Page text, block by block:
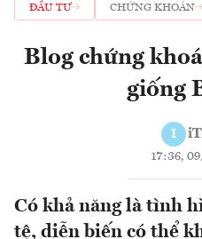
ĐẦU TƯ CHỨNG KHOÁN
Blog chứng
giống
I
17:36,
Có khả năng là tình
tệ, diễn biến có thể